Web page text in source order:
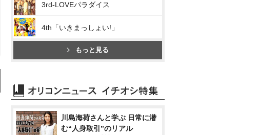
3rd-LOVEパラダイス
4th「いきまっしょい!」
もっと見る
川島海荷さんと学ぶ 日常に潜
む“人身取引”のリアル